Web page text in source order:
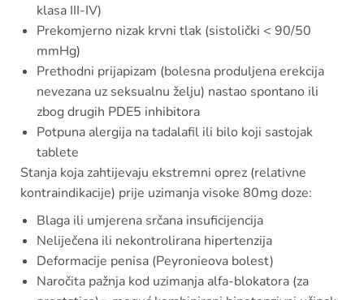
klasa III-IV)
Prekomjerno nizak krvni tlak (sistolički < 90/50
mmHg)
Prethodni prijapizam (bolesna produljena erekcija
nevezana uz seksualnu želju) nastao spontano ili
zbog drugih PDE5 inhibitora
Potpuna alergija na tadalafil ili bilo koji sastojak
tablete
Stanja koja zahtijevaju ekstremni oprez (relativne
kontraindikacije) prije uzimanja visoke 80mg doze:
Blaga ili umjerena srčana insuficijencija
Neliječena ili nekontrolirana hipertenzija
Deformacije penisa (Peyronieova bolest)
Naročita pažnja kod uzimanja alfa-blokatora (za